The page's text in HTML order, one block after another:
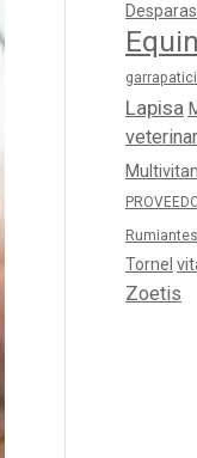
Lapisa
Rumiantes
Tornel
Zoetis